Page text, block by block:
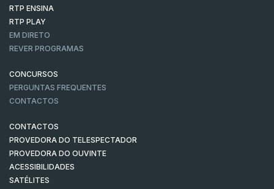
RTP ENSINA
RTP PLAY
EM DIRETO
REVER PROGRAMAS
CONCURSOS
PERGUNTAS FREQUENTES
CONTACTOS
CONTACTOS
PROVEDORA DO TELESPECTADOR
PROVEDORA DO OUVINTE
ACESSIBILIDADES
SATÉLITES